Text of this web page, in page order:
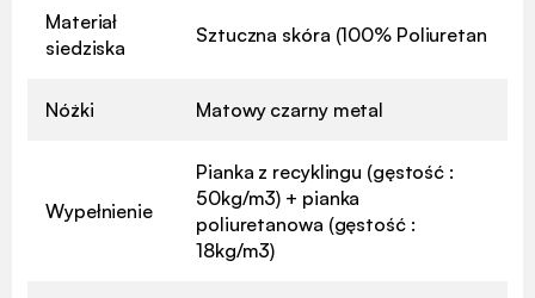
Materiał
siedziska
Sztuczna skóra (100% Poliuretan
Nóżki Matowy czarny metal
Wypełnienie
Pianka z recyklingu (gęstość :
50kg/m3) + pianka
poliuretanowa (gęstość :
18kg/m3)